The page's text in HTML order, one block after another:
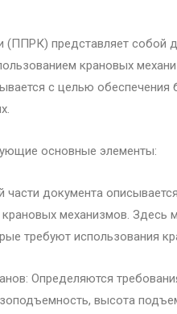
(ППРК) представляет собой
крановых
с целью обеспечения
основные элементы:
документа
механизмов. Здесь
требуют использования
Определяются
высота